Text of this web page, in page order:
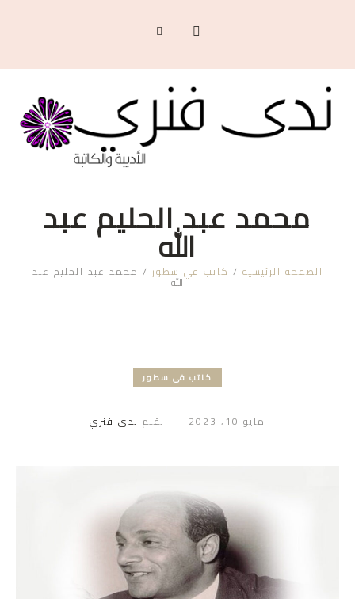
محمد عبد الحليم عبد
الله الصفحة الرئيسية / كاتب في سطور / محمد عبد الحليم عبد
الله
كاتب في سطور
مايو 10, 2023 بقلم ندى فنري